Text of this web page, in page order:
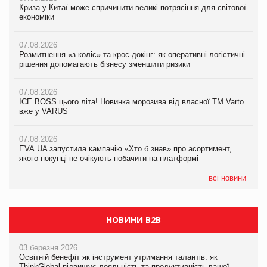
Криза у Китаї може спричинити великі потрясіння для світової
економіки
07.08.2026
Розмитнення «з коліс» та крос-докінг: як оперативні логістичні
рішення допомагають бізнесу зменшити ризики
07.08.2026
ICE BOSS цього літа! Новинка морозива від власної ТМ Varto
вже у VARUS
07.08.2026
EVA.UA запустила кампанію «Хто б знав» про асортимент,
якого покупці не очікують побачити на платформі
всі новини
Криза у Китаї може спричинити великі потрясіння для світової
економіки
07.08.2026
Розмитнення «з коліс» та крос-докінг: як оперативні логістичні
рішення допомагають бізнесу зменшити ризики
07.08.2026
ICE BOSS цього літа! Новинка морозива від власної ТМ Varto
вже у VARUS
07.08.2026
EVA.UA запустила кампанію «Хто б знав» про асортимент,
якого покупці не очікують побачити на платформі
Криза у Китаї може спричинити великі потрясіння для світової
економіки
07.08.2026
Kraft Heinz скоротила збиток у першому півріччі
Продажі Hugo Boss впали на 9%
НОВИНИ B2B
03 березня 2026
Освітній бенефіт як інструмент утримання талантів: як